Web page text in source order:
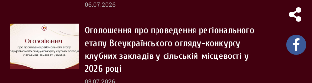
06.07.2026
Оголошення про проведення регіонального
етапу Всеукраїнського огляду-конкурсу
клубних закладів у сільській місцевості у
2026 році
03.07.2026